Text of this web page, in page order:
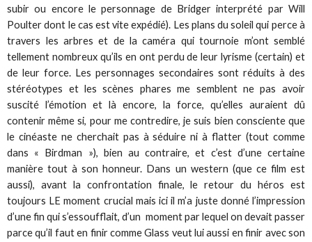
subir ou encore le personnage de Bridger interprété par Will
Poulter dont le cas est vite expédié). Les plans du soleil qui perce à
travers les arbres et de la caméra qui tournoie m’ont semblé
tellement nombreux qu’ils en ont perdu de leur lyrisme (certain) et
de leur force. Les personnages secondaires sont réduits à des
stéréotypes et les scènes phares me semblent ne pas avoir
suscité l’émotion et là encore, la force, qu’elles auraient dû
contenir même si, pour me contredire, je suis bien consciente que
le cinéaste ne cherchait pas à séduire ni à flatter (tout comme
dans « Birdman »), bien au contraire, et c’est d’une certaine
manière tout à son honneur. Dans un western (que ce film est
aussi), avant la confrontation finale, le retour du héros est
toujours LE moment crucial mais ici il m’a juste donné l’impression
d’une fin qui s’essoufflait, d’un moment par lequel on devait passer
parce qu’il faut en finir comme Glass veut lui aussi en finir avec son